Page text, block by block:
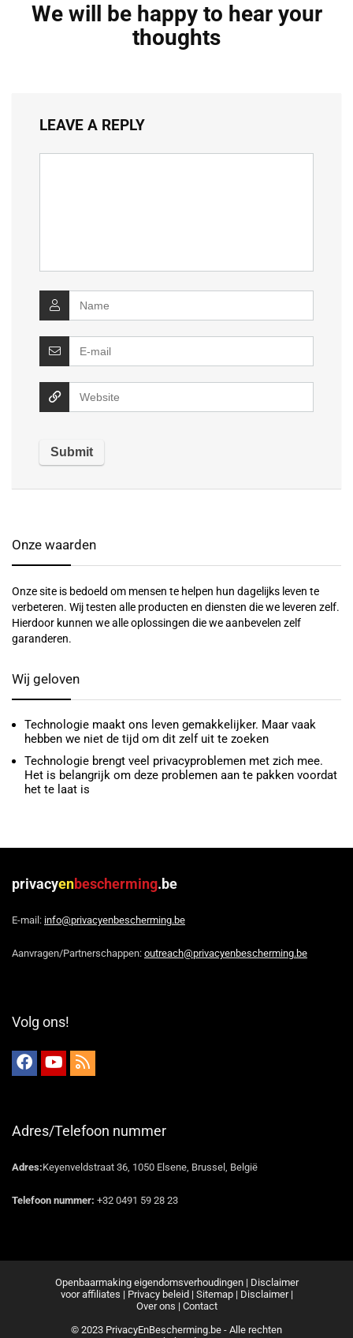
We will be happy to hear your
thoughts
LEAVE A REPLY
Onze waarden
Onze site is bedoeld om mensen te helpen hun dagelijks leven te
verbeteren. Wij testen alle producten en diensten die we leveren zelf.
Hierdoor kunnen we alle oplossingen die we aanbevelen zelf
garanderen.
Wij geloven
Technologie maakt ons leven gemakkelijker. Maar vaak
hebben we niet de tijd om dit zelf uit te zoeken
Technologie brengt veel privacyproblemen met zich mee.
Het is belangrijk om deze problemen aan te pakken voordat
het te laat is
privacyenbescherming.be
E-mail: info@privacyenbescherming.be
Aanvragen/Partnerschappen: outreach@privacyenbescherming.be
Volg ons!
Adres/Telefoon nummer
Adres:Keyenveldstraat 36, 1050 Elsene, Brussel, België
Telefoon nummer: +32 0491 59 28 23
Openbaarmaking eigendomsverhoudingen| Disclaimer
voor affiliates | Privacy beleid | Sitemap| Disclaimer|
Over ons | Contact
© 2023 PrivacyEnBescherming.be - Alle rechten